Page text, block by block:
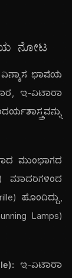
ನೋಟ
ವಿನ್ಯಾಸ ಭಾಷೆಯ
ಇ-ವಿಟಾರಾ
ಮುಂಭಾಗದ
ಮಾದರಿಗಳಿಂದ
ಹೊಂದಿದ್ದು,
Lamps)
ಇ-ವಿಟಾರಾ